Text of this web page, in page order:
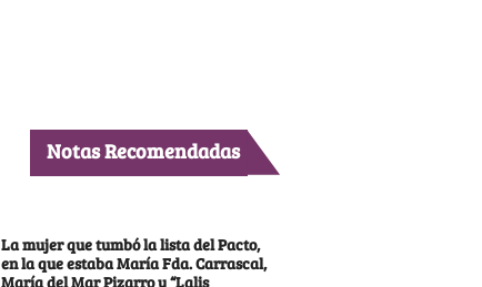
Notas Recomendadas
La mujer que tumbó la lista del Pacto,
en la que estaba María Fda. Carrascal,
María del Mar Pizarro y “Lalis